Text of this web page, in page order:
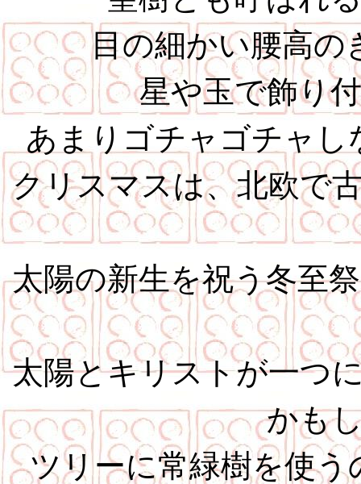
目の細かい腰高の
星や玉で飾り
あまりゴチャゴチャ
クリスマスは、北欧で
太陽の新生を祝う冬至
太陽とキリストが一つ
かも
ツリーに常緑樹を使